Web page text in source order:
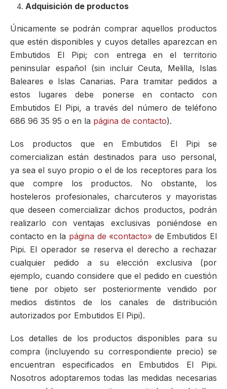
Adquisición de productos
Únicamente se podrán comprar aquellos productos
que estén disponibles y cuyos detalles aparezcan en
Embutidos El Pipi; con entrega en el territorio
peninsular español (sin incluir Ceuta, Melilla, Islas
Baleares e Islas Canarias. Para tramitar pedidos a
estos lugares debe ponerse en contacto con
Embutidos El Pipi, a través del número de teléfono
686 96 35 95 o en la página de contacto).
Los productos que en Embutidos El Pipi se
comercializan están destinados para uso personal,
ya sea el suyo propio o el de los receptores para los
que compre los productos. No obstante, los
hosteleros profesionales, charcuteros y mayoristas
que deseen comercializar dichos productos, podrán
realizarlo con ventajas exclusivas poniéndose en
contacto en la página de «contacto» de Embutidos El
Pipi. El operador se reserva el derecho a rechazar
cualquier pedido a su elección exclusiva (por
ejemplo, cuando considere que el pedido en cuestión
tiene por objeto ser posteriormente vendido por
medios distintos de los canales de distribución
autorizados por Embutidos El Pipi).
Los detalles de los productos disponibles para su
compra (incluyendo su correspondiente precio) se
encuentran especificados en Embutidos El Pipi.
Nosotros adoptaremos todas las medidas necesarias